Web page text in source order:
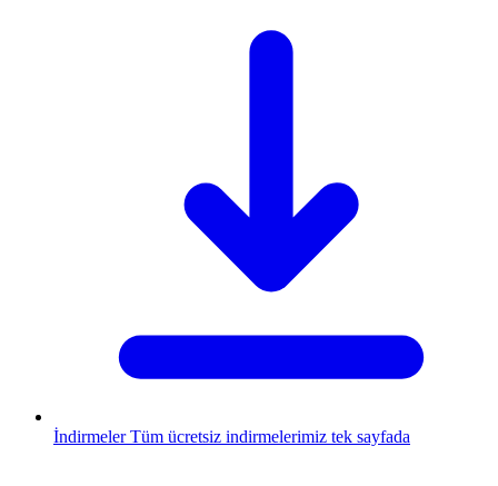
İndirmeler Tüm ücretsiz indirmelerimiz tek sayfada